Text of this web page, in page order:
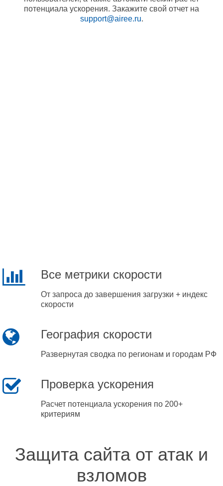
потенциала ускорения. Закажите свой отчет на
support@airee.ru.
Все метрики скорости
От запроса до завершения загрузки + индекс
скорости
География скорости
Развернутая сводка по регионам и городам РФ
Проверка ускорения
Расчет потенциала ускорения по 200+
критериям
Защита сайта от атак и
взломов